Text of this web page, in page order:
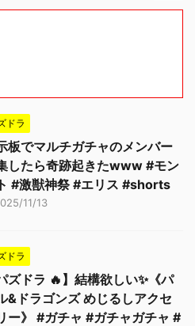
ドラ
板でマルチガチャのメンバー
したら奇跡起きたwww #モン
#激獣神祭 #エリス #shorts
11/13
ドラ
ズドラ 🔥】結構欲しい✨《パ
&ドラゴンズ めじるしアクセ
ー》 #ガチャ #ガチャガチャ #